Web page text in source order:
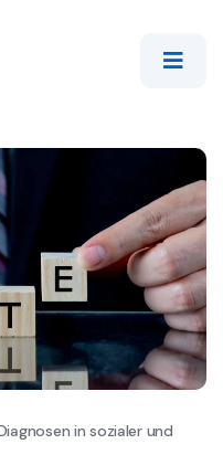
in sozialer und